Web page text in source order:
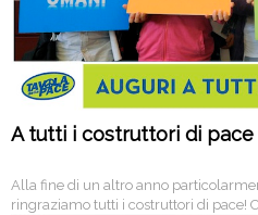
A tutti i costruttori di pace
Alla fine di un altro anno
ringraziamo tutti i costruttori di pace!